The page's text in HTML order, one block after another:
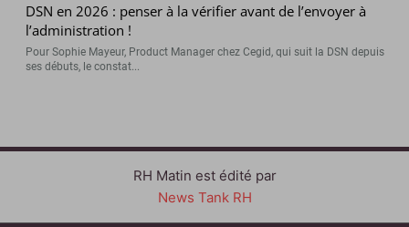
DSN en 2026 : penser à la vérifier avant de l’envoyer à
l’administration !
Pour Sophie Mayeur, Product Manager chez Cegid, qui suit la DSN depuis
ses débuts, le constat...
RH Matin est édité par
News Tank RH